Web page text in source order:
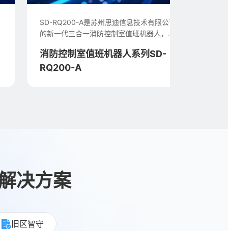
SD-RQ200-A是苏州思迪信息技术有限公司推出
的新一代三合一消防控制室值班机器人，...
消防控制室值班机器人系列SD-
RQ200-A
决方案
旧区智守